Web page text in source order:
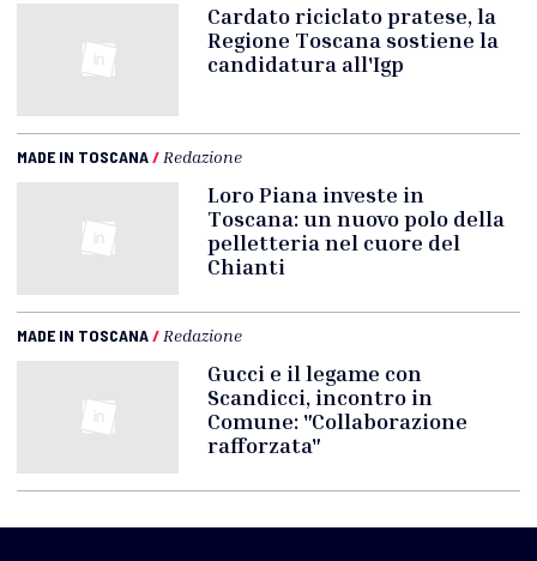
Cardato riciclato pratese, la
Regione Toscana sostiene la
candidatura all'Igp
MADE IN TOSCANA/ Redazione
Loro Piana investe in
Toscana: un nuovo polo della
pelletteria nel cuore del
Chianti
MADE IN TOSCANA/ Redazione
Gucci e il legame con
Scandicci, incontro in
Comune: "Collaborazione
rafforzata"